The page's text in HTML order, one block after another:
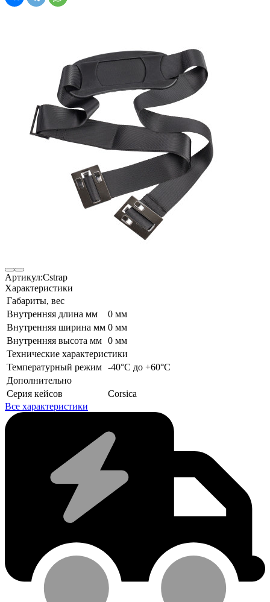
Артикул:Cstrap
Характеристики
Габариты, вес
Внутренняя длина мм
0 мм
Внутренняя ширина мм 0 мм
Внутренняя высота мм 0 мм
Технические характеристики
Температурный режим -40°C до +60°C
Дополнительно
Серия кейсов
Corsica
Все характеристики